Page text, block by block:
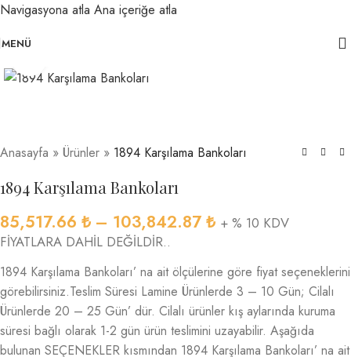
Navigasyona atla Ana içeriğe atla
MENÜ
Anasayfa » Ürünler » 1894 Karşılama Bankoları
1894 Karşılama Bankoları
85,517.66 ₺ – 103,842.87₺ + % 10 KDV
FİYATLARA DAHİL DEĞİLDİR..
1894 Karşılama Bankoları’ na ait ölçülerine göre fiyat seçeneklerini
görebilirsiniz.Teslim Süresi Lamine Ürünlerde 3 – 10 Gün; Cilalı
Ürünlerde 20 – 25 Gün’ dür. Cilalı ürünler kış aylarında kuruma
süresi bağlı olarak 1-2 gün ürün teslimini uzayabilir. Aşağıda
bulunan SEÇENEKLER kısmından 1894 Karşılama Bankoları’ na ait